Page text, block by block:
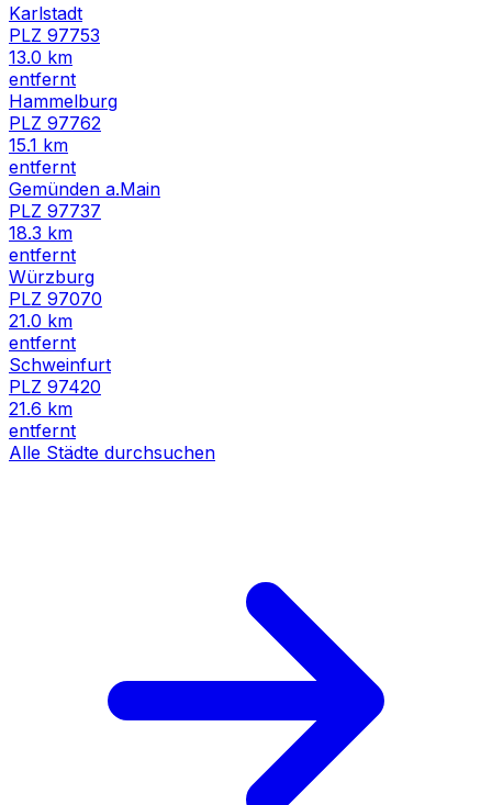
Karlstadt
PLZ 97753
13.0 km
entfernt
Hammelburg
PLZ 97762
15.1 km
entfernt
Gemünden a.Main
PLZ 97737
18.3 km
entfernt
Würzburg
PLZ 97070
21.0 km
entfernt
Schweinfurt
PLZ 97420
21.6 km
entfernt
Alle Städte durchsuchen